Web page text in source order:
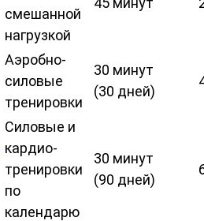
смешанной
нагрузкой
Аэробно-
силовые
тренировки
30 минут
(30 дней)
Силовые и
кардио-
тренировки
по
календарю
30 минут
(90 дней)